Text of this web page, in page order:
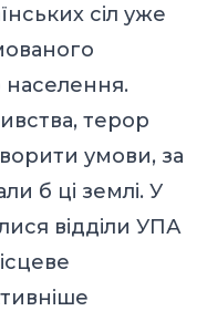
сіл уже
населення.
терор
умови, за
б ці землі. У
відділи УПА